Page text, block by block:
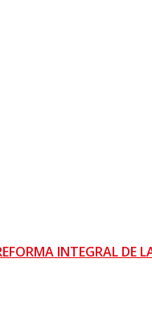
INTEGRAL DE